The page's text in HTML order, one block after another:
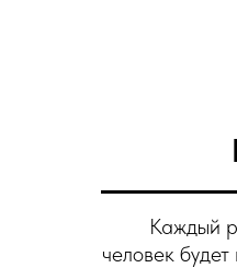
Каждый
человек